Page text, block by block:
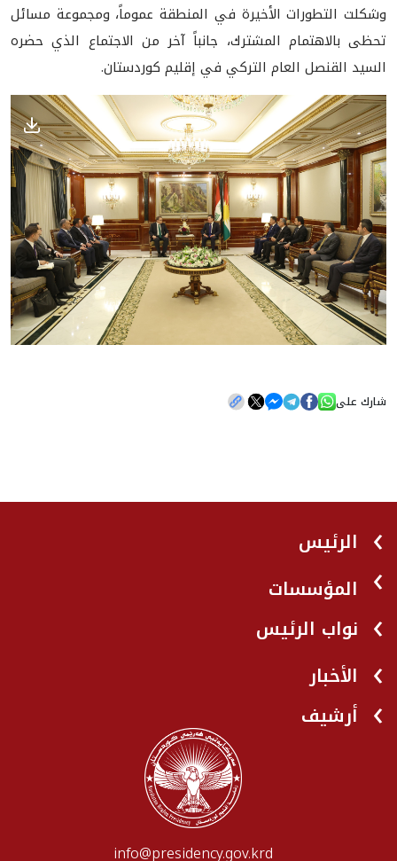
وشكلت التطورات الأخيرة في المنطقة عموماً، ومجموعة مسائل
تحظى بالاهتمام المشترك، جانباً آخر من الاجتماع الذي حضره
السيد القنصل العام التركي في إقليم كوردستان.
شارك على
الرئيس
المؤسسات
نواب الرئيس
الأخبار
أرشيف
info@presidency.gov.krd